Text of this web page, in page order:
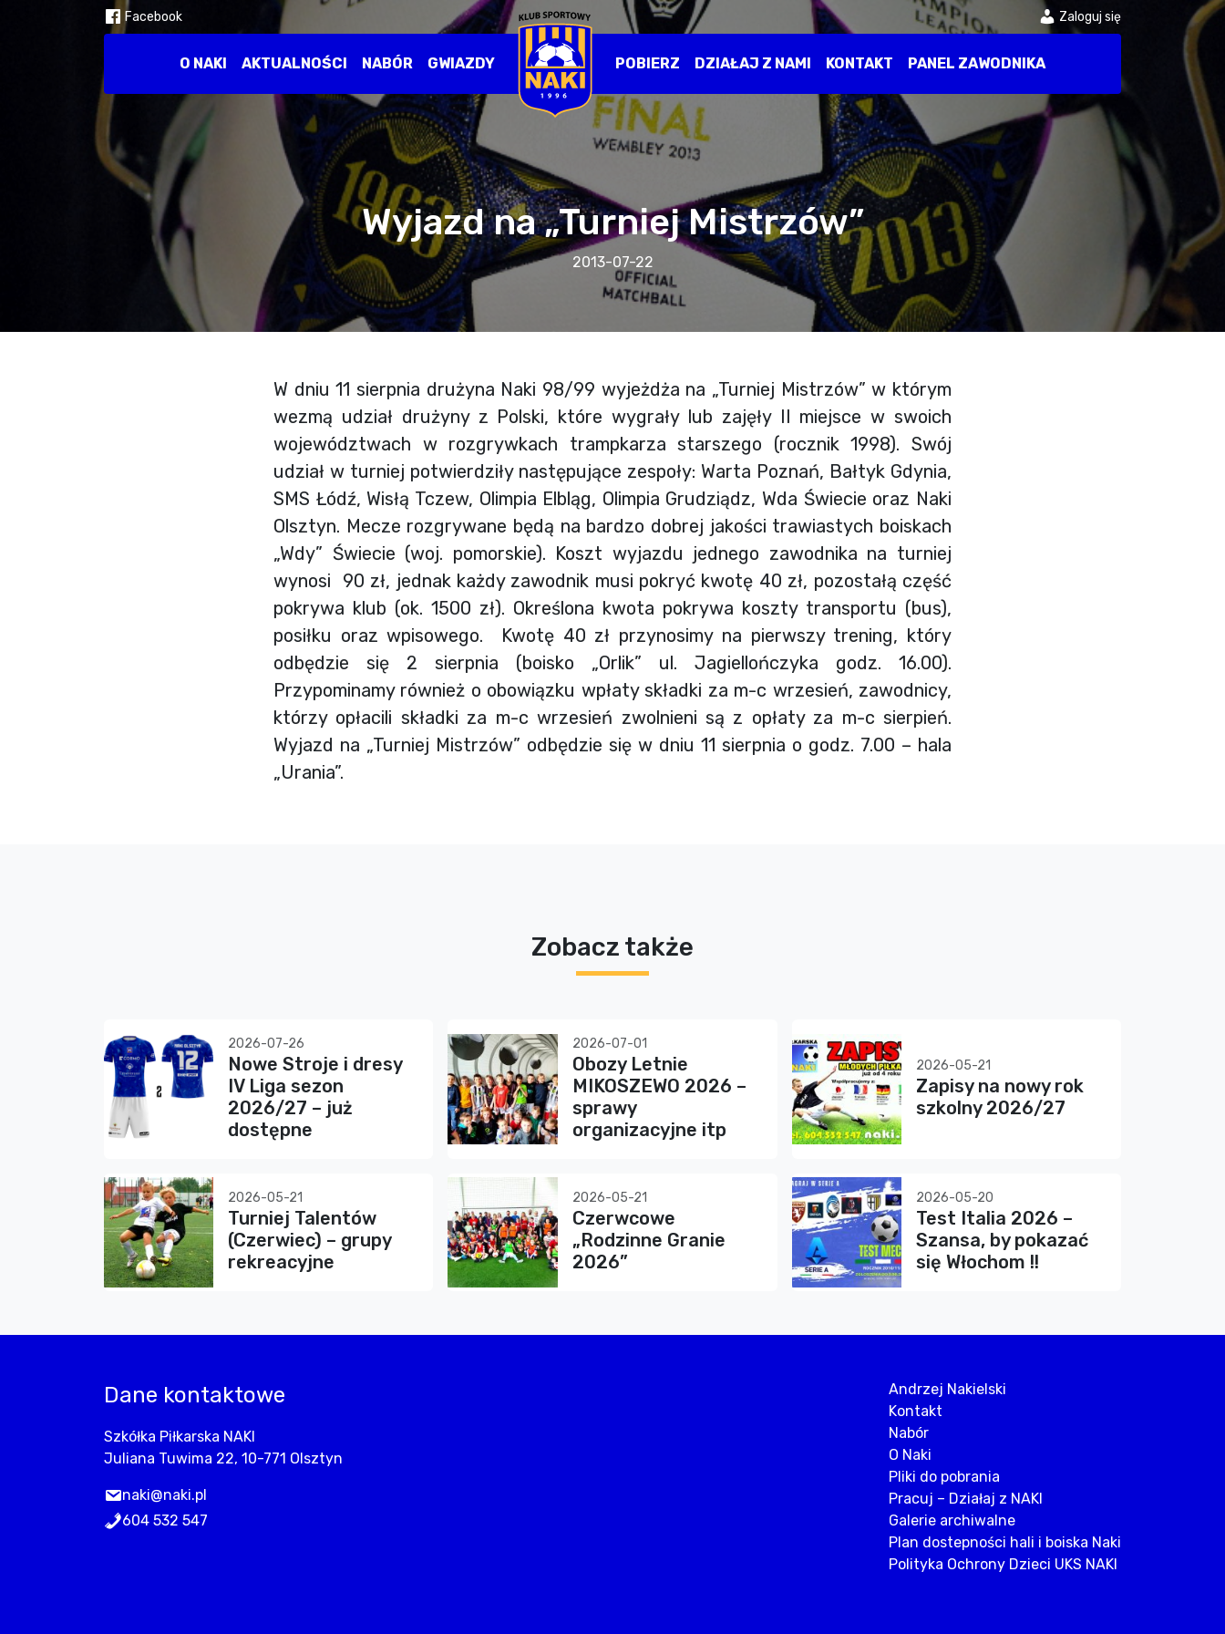
Facebook Zaloguj się
O NAKI AKTUALNOŚCI NABÓR GWIAZDY POBIERZ DZIAŁAJ Z NAMI KONTAKT PANEL ZAWODNIKA
Wyjazd na „Turniej Mistrzów”
2013-07-22
W dniu 11 sierpnia drużyna Naki 98/99 wyjeżdża na „Turniej Mistrzów” w którym
wezmą udział drużyny z Polski, które wygrały lub zajęły II miejsce w swoich
województwach w rozgrywkach trampkarza starszego (rocznik 1998). Swój
udział w turniej potwierdziły następujące zespoły: Warta Poznań, Bałtyk Gdynia,
SMS Łódź, Wisłą Tczew, Olimpia Elbląg, Olimpia Grudziądz, Wda Świecie oraz Naki
Olsztyn. Mecze rozgrywane będą na bardzo dobrej jakości trawiastych boiskach
„Wdy” Świecie (woj. pomorskie). Koszt wyjazdu jednego zawodnika na turniej
wynosi 90 zł, jednak każdy zawodnik musi pokryć kwotę 40 zł, pozostałą część
pokrywa klub (ok. 1500 zł). Określona kwota pokrywa koszty transportu (bus),
posiłku oraz wpisowego. Kwotę 40 zł przynosimy na pierwszy trening, który
odbędzie się 2 sierpnia (boisko „Orlik” ul. Jagiellończyka godz. 16.00).
Przypominamy również o obowiązku wpłaty składki za m-c wrzesień, zawodnicy,
którzy opłacili składki za m-c wrzesień zwolnieni są z opłaty za m-c sierpień.
Wyjazd na „Turniej Mistrzów” odbędzie się w dniu 11 sierpnia o godz. 7.00 – hala
„Urania”.
Zobacz także
2026-07-26
Nowe Stroje i dresy
IV Liga sezon
2026/27 – już
dostępne
2026-07-01
Obozy Letnie
MIKOSZEWO 2026 –
sprawy
organizacyjne itp
2026-05-21
Zapisy na nowy rok
szkolny 2026/27
2026-05-21
Turniej Talentów
(Czerwiec) – grupy
rekreacyjne
2026-05-21
Czerwcowe
„Rodzinne Granie
2026”
2026-05-20
Test Italia 2026 –
Szansa, by pokazać
się Włochom !!
Dane kontaktowe
Szkółka Piłkarska NAKI
Juliana Tuwima 22, 10-771 Olsztyn
naki@naki.pl
604 532 547
Andrzej Nakielski
Kontakt
Nabór
O Naki
Pliki do pobrania
Pracuj – Działaj z NAKI
Galerie archiwalne
Plan dostepności hali i boiska Naki
Polityka Ochrony Dzieci UKS NAKI